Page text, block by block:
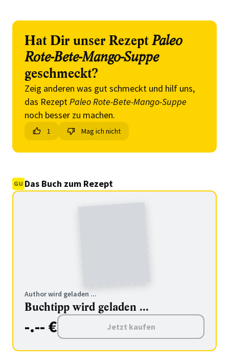
Hat Dir unser Rezept Paleo
Rote-Bete-Mango-Suppe
geschmeckt?
Zeig anderen was gut schmeckt und hilf uns,
das RezeptPaleo Rote-Bete-Mango-Suppe
noch besser zu machen.
1 Mag ich nicht
Das Buch zum Rezept
Author wird geladen ...
Buchtipp wird geladen ...
-.-- € Jetzt kaufen